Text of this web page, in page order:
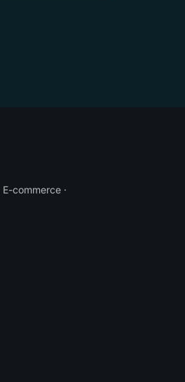
E-commerce ·